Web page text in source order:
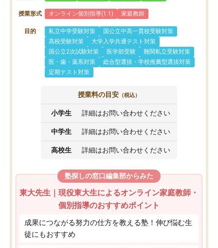
授業形式 オンライン個別指導(1:1) 家庭教師
目的 私立中学受験対策
国公立中高一貫校受験対策
高校受験対策
大学入学共通テスト対策
国公立2次試験対策
医学部受験
難関私立受験対策
医・歯・薬系対策
総合型選抜・学校推薦型選抜対策
定期テスト対策
授業料の目安 （税込）
小学生 詳細はお問い合わせください
中学生 詳細はお問い合わせください
高校生 詳細はお問い合わせください
塾探しの窓口編集部からみた
東大先生｜現役東大生によるオンライン家庭教師・
個別指導のおすすめポイント
成果につながる努力の仕方を教える塾！伸び悩む生
徒にもおすすめ